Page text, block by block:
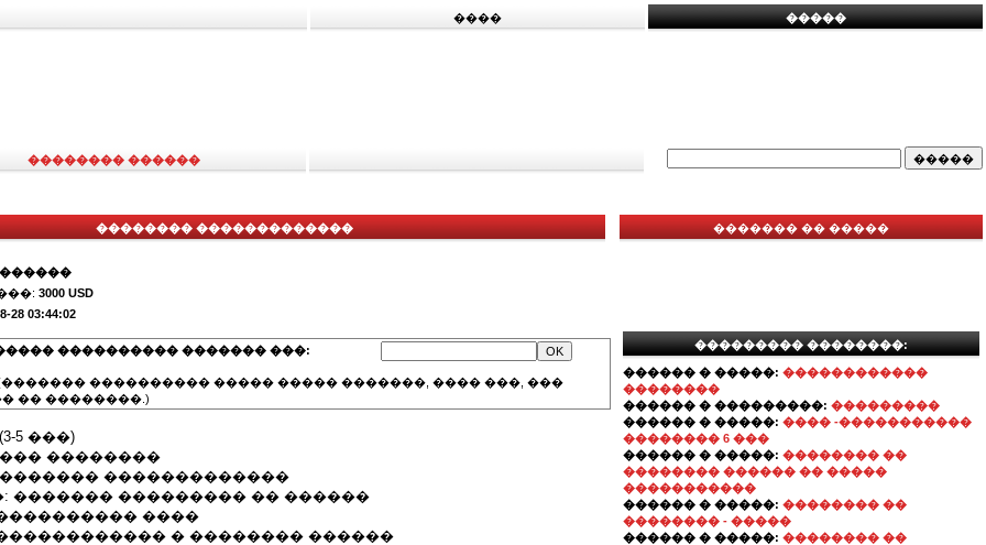
���� �����
�������� ������
�������� �������������
3000 USD
28 03:44:02
���������� ������� ���:
���������� ����� ����� �������, ���� ���, ���
�� ��������.)
5 ���)
�. ��� ��������
�������������
������� ��������� �� ������
����
� �������� ������
������� �� �����
��������� ��������:
������ � �����: ������������
��������
������ � ���������: ���������
������ � �����: ���� -�����������
�������� 6 ���
������ � �����: �������� ��
�������� ������ �� �����
�����������
������ � �����: �������� ��
�������� - �����
������ � �����: �������� ��